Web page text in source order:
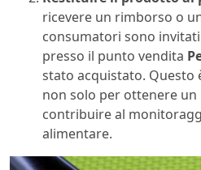
ricevere un rimborso o
consumatori sono
presso il punto vendita
stato acquistato. Questo
non solo per ottenere
contribuire al
alimentare.